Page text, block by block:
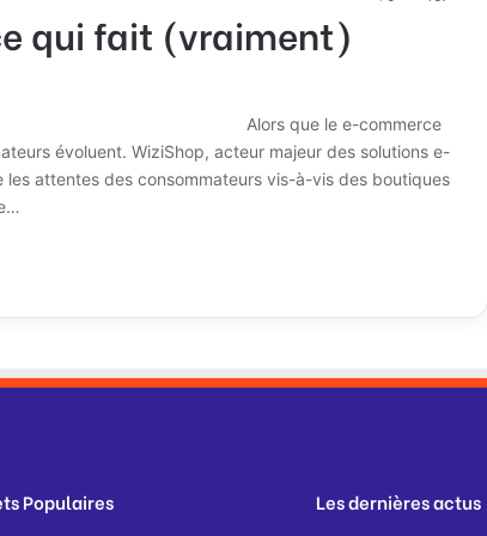
qui fait (vraiment)
commerce
évoluent. WiziShop, acteur majeur des solutions e-
attentes des consommateurs vis-à-vis des boutiques
Populaires Les dernières actus